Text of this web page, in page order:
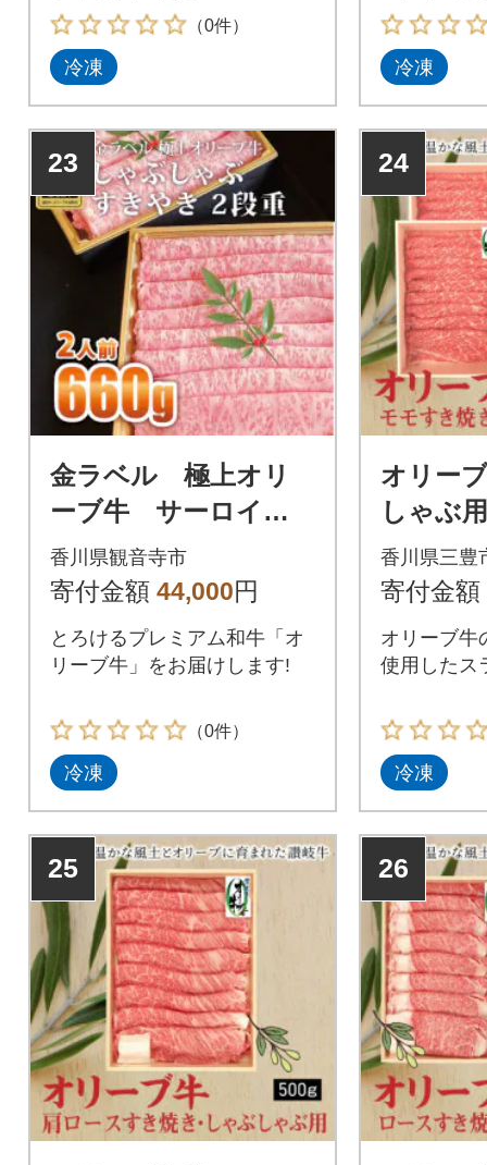
（0件）
冷凍 冷凍
23
金ラベル 極上オリ
ーブ牛 サーロイン
スライス(しゃぶしゃ
ぶまたはすき焼き用)
香川県観音寺市
寄付金額 44,000円
とろけるプレミアム和牛「オ
リーブ牛」をお届けします!
（0件）
冷凍
24
オリー
しゃぶ
香川県三豊
寄付金額
オリーブ牛
使用したス
冷凍
25 26